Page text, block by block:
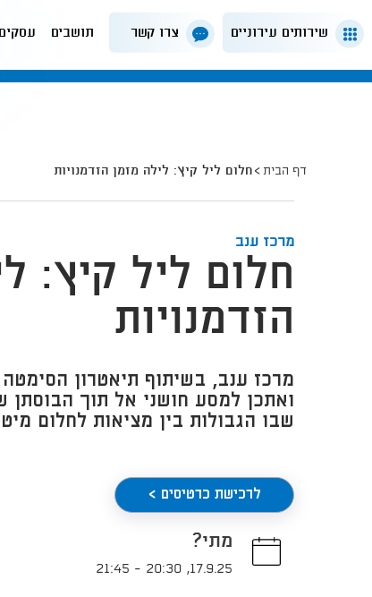
שירותים עירוניים צרו קשר תושבים עסקים
דף הבית חלום ליל קיץ: לילה מזמן הזדמנויות
מרכז ענב
חלום ליל קיץ:
הזדמנויות
מרכז ענב, בשיתוף תיאטרון
ואתכן למסע חושני אל תוך הבוסתן
שבו הגבולות בין מציאות לחלום
לרכישת כרטיסים >
מתי?
17.9.25
,
20:30
-
21:45